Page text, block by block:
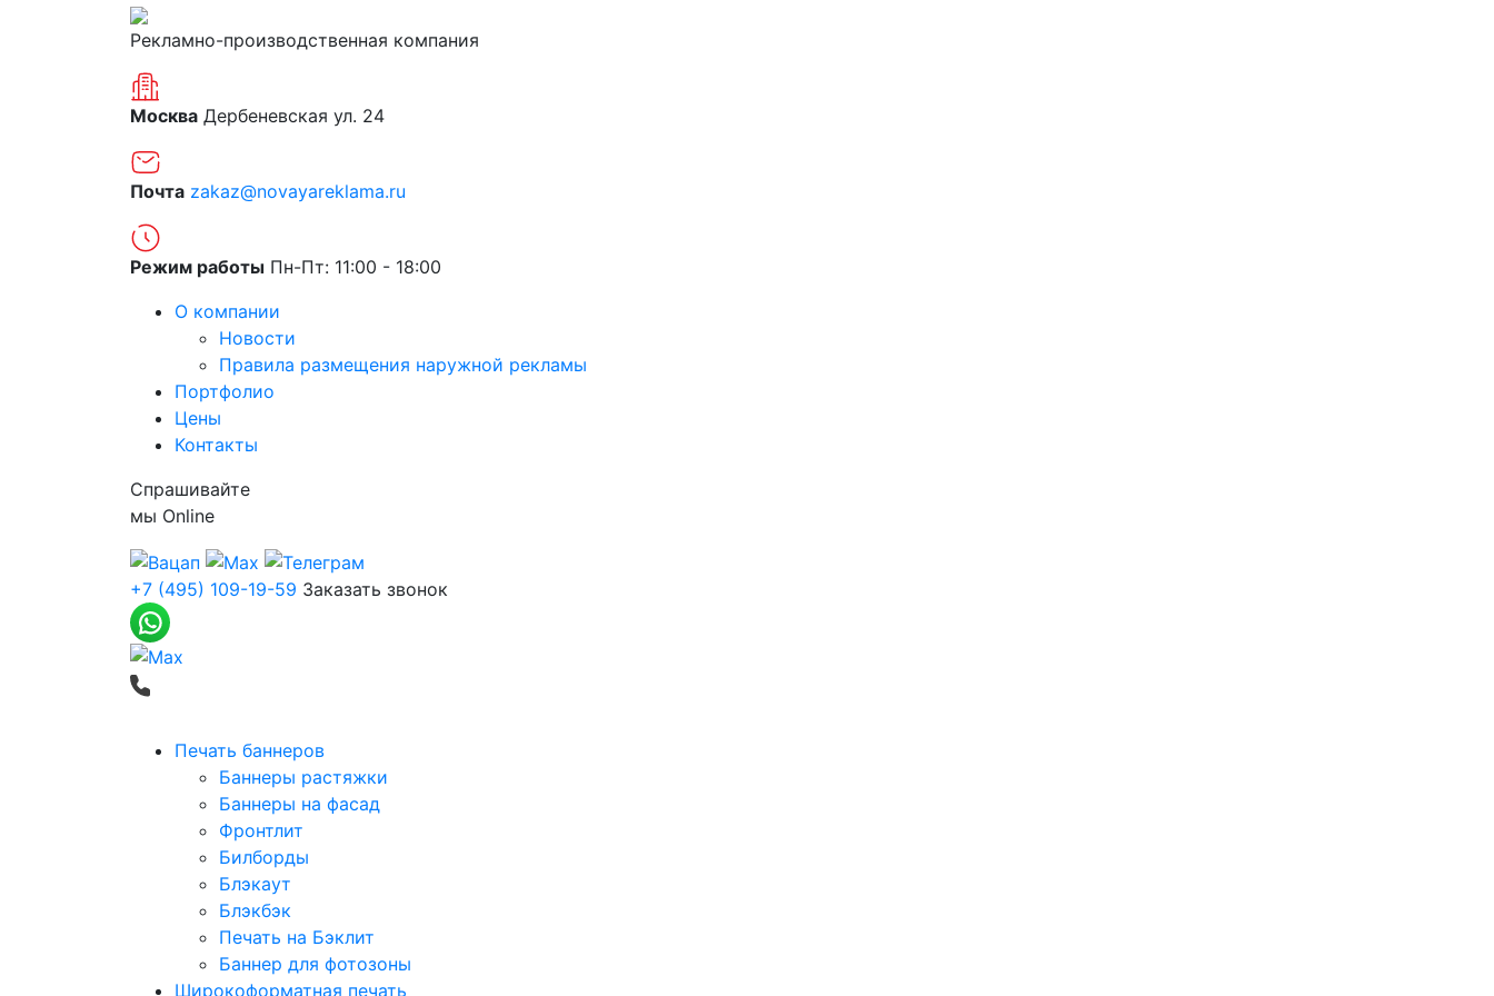
Рекламно-производственная компания
Москва Дербеневская ул. 24
Почта zakaz@novayareklama.ru
Режим работы Пн-Пт: 11:00 - 18:00
О компании
Новости
Правила размещения наружной рекламы
Портфолио
Цены
Контакты
Спрашивайте
мы Online
+7 (495) 109-19-59 Заказать звонок
Печать баннеров
Баннеры растяжки
Баннеры на фасад
Фронтлит
Билборды
Блэкаут
Блэкбэк
Печать на Бэклит
Баннер для фотозоны
Широкоформатная печать